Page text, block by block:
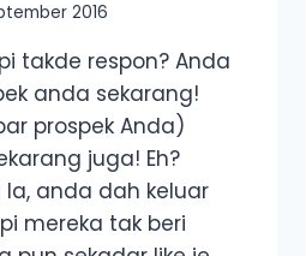
2016
takde respon? Anda
anda sekarang!
prospek Anda)
juga! Eh?
la, anda dah keluar
mereka tak beri